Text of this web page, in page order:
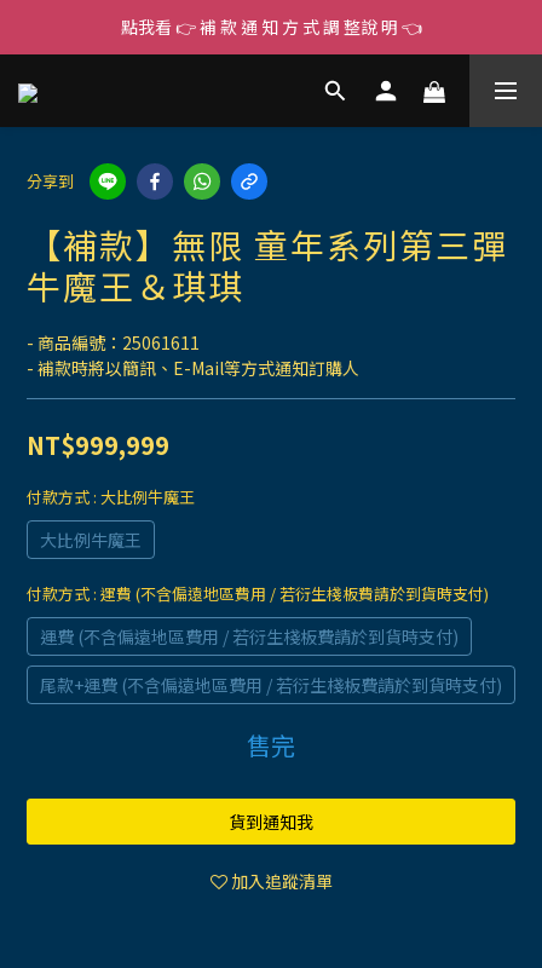
點我看 👉 補 款 通 知 方 式 調 整說 明 👈
分享到
【補款】無限 童年系列第三彈
牛魔王＆琪琪
- 商品編號：25061611
- 補款時將以簡訊、E-Mail等方式通知訂購人
NT$999,999
付款方式 : 大比例牛魔王
大比例牛魔王
付款方式 : 運費 (不含偏遠地區費用 / 若衍生棧板費請於到貨時支付)
運費 (不含偏遠地區費用 / 若衍生棧板費請於到貨時支付)
尾款+運費 (不含偏遠地區費用 / 若衍生棧板費請於到貨時支付)
售完
貨到通知我
加入追蹤清單